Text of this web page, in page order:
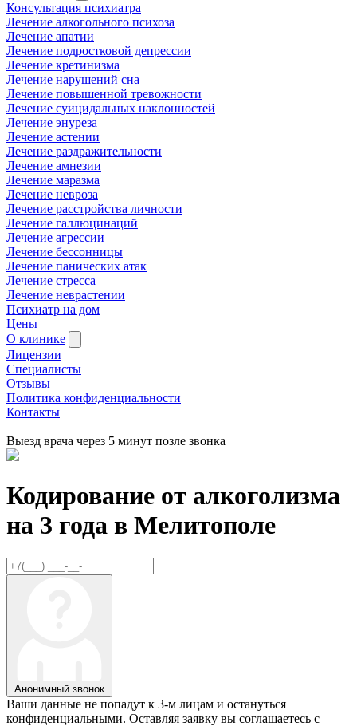
Консультация психиатра
Лечение алкогольного психоза
Лечение апатии
Лечение подростковой депрессии
Лечение кретинизма
Лечение нарушений сна
Лечение повышенной тревожности
Лечение суицидальных наклонностей
Лечение энуреза
Лечение астении
Лечение раздражительности
Лечение амнезии
Лечение маразма
Лечение невроза
Лечение расстройства личности
Лечение галлюцинаций
Лечение агрессии
Лечение бессонницы
Лечение панических атак
Лечение стресса
Лечение неврастении
Психиатр на дом
Цены
О клинике
Лицензии
Специалисты
Отзывы
Политика конфиденциальности
Контакты
Выезд врача через 5 минут позле звонка
Кодирование от алкоголизма
на 3 года в Мелитополе
Анонимный звонок
Ваши данные не попадут к 3-м лицам и остануться
конфиденциальными. Оставляя заявку вы соглашаетесь с